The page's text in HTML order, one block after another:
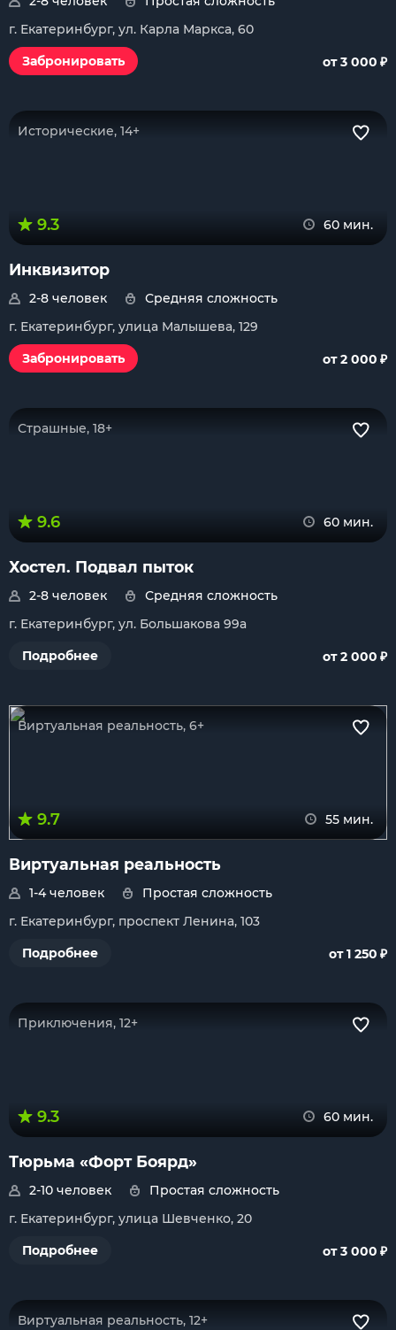
г. Екатеринбург, ул. Карла Маркса, 60
Забронировать
от 3 000 ₽
Исторические, 14+
9.3 60 мин.
Инквизитор
2-8 человек
Средняя сложность
г. Екатеринбург, улица Малышева, 129
Забронировать
от 2 000 ₽
Страшные, 18+
9.6 60 мин.
Хостел. Подвал пыток
2-8 человек
Средняя сложность
г. Екатеринбург, ул. Большакова 99а
Подробнее
от 2 000 ₽
Виртуальная реальность, 6+
9.7 55 мин.
Виртуальная реальность
1-4 человек
Простая сложность
г. Екатеринбург, проспект Ленина, 103
Подробнее
от 1 250 ₽
Приключения, 12+
9.3 60 мин.
Тюрьма «Форт Боярд»
2-10 человек
Простая сложность
г. Екатеринбург, улица Шевченко, 20
Подробнее
от 3 000 ₽
Виртуальная реальность, 12+